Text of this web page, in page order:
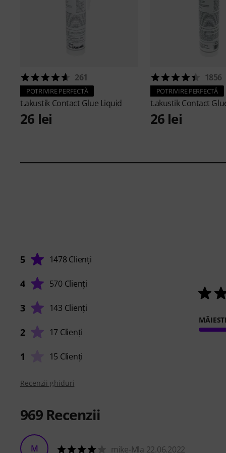
261
POTRIVIRE PERFECTĂ
t.akustik Contact Glue Liquid
26 lei
1856
POTRIVIRE PERFECTĂ
t.akustikContact
26 lei
5 1478 Clienți
4 570 Clienți
3 143 Clienți
2 17 Clienți
1 15 Clienți
Recenzii ghiduri
969 Recenzii
M mike-Mla 22.06.2022